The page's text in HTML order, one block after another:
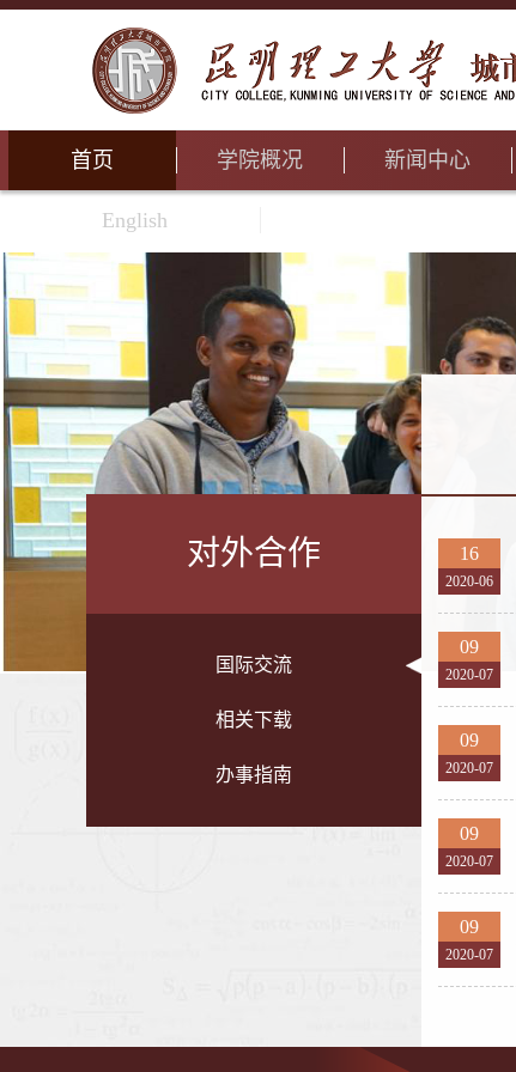
首页 学院概况 新闻中心
English
对外合作
国际交流
相关下载
办事指南
16
2020-06
09
2020-07
09
2020-07
09
2020-07
09
2020-07